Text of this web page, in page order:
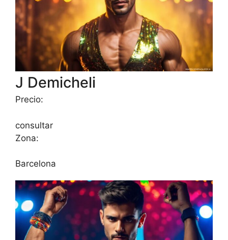
J Demicheli
Precio:
consultar
Zona:
Barcelona